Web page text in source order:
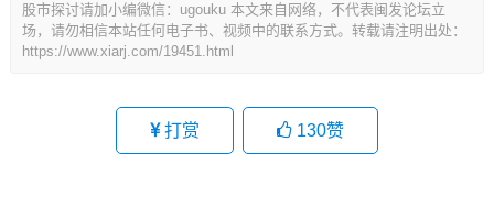
股市探讨请加小编微信：ugouku 本文来自网络，不代表闽发论坛立
场，请勿相信本站任何电子书、视频中的联系方式。转载请注明出处：
https://www.xiarj.com/19451.html
打赏 130赞